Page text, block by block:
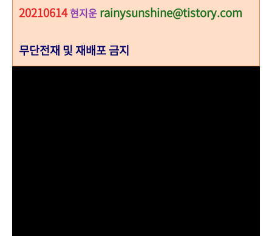
20210614현지운 rainysunshine@tistory.com
무단전재 및 재배포 금지